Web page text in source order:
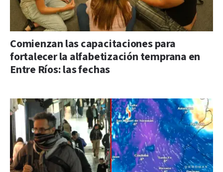
Comienzan las capacitaciones para
fortalecer la alfabetización temprana en
Entre Ríos: las fechas